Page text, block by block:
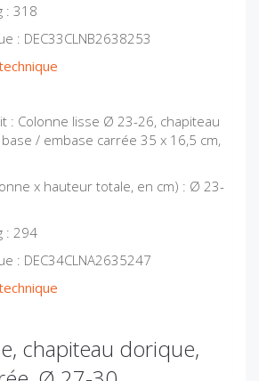
: 318
: DEC33CLNB2638253
: Colonne lisse Ø 23-26, chapiteau
/ embase carrée 35 x 16,5 cm,
x hauteur totale, en cm) : Ø 23-
: 294
: DEC34CLNA2635247
chapiteau dorique,